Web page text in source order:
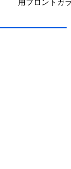
用フロントガ
今すぐ購入 -
今すぐ購入 -